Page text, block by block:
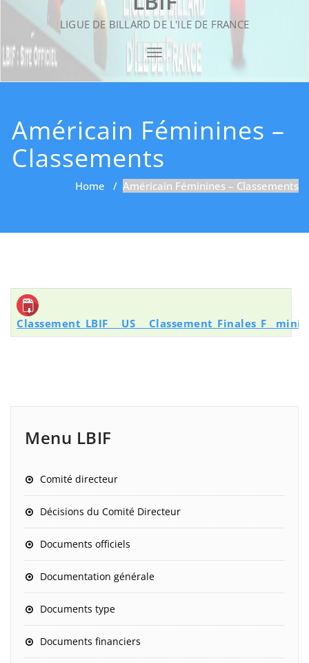
LIGUE DE BILLARD DE L'ILE DE FRANCE
TOGGLE NAVIGATION
Américain Féminines –
Classements
Home / Américain Féminines – Classements
Menu LBIF
Comité directeur
Décisions du Comité Directeur
Documents officiels
Documentation générale
Documents type
Documents financiers